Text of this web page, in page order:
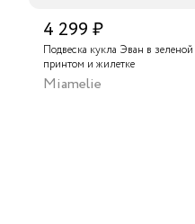
4 299 ₽
Подвеска кукла Эван в
принтом и жилетке
Miamelie